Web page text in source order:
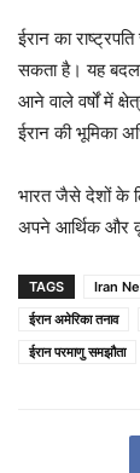
ईरान का
सकता है। यह
आने वाले वर्षों में
ईरान की भूमिका
भारत जैसे देशों के
अपने आर्थिक और
TAGS Iran
ईरान अमेरिका तनाव
ईरान परमाणु समझौता